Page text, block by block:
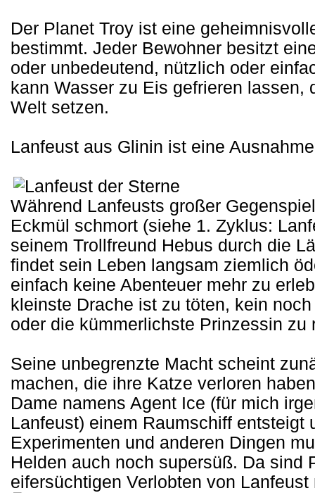
Der Planet Troy ist eine
bestimmt. Jeder Bewohner besitzt
oder unbedeutend, nützlich oder
kann Wasser zu Eis gefrieren lassen,
Welt setzen.
Lanfeust aus Glinin ist eine
Während Lanfeusts großer
Eckmül schmort (siehe 1. Zyklus:
seinem Trollfreund Hebus durch die
findet sein Leben langsam ziemlich
einfach keine Abenteuer mehr zu
kleinste Drache ist zu töten, kein
oder die kümmerlichste Prinzessin zu
Seine unbegrenzte Macht scheint
machen, die ihre Katze verloren
Dame namens Agent Ice (für mich
Lanfeust) einem Raumschiff entsteigt
Experimenten und anderen Dingen
Helden auch noch supersüß. Da sind
eifersüchtigen Verlobten von